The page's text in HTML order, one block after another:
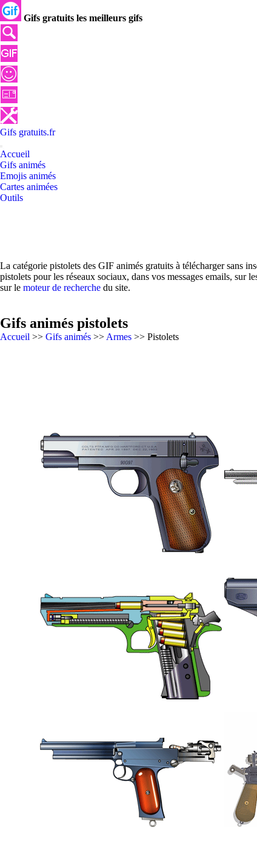
Gifs gratuits les meilleurs gifs
Gifs gratuits.fr
Accueil
Gifs animés
Emojis animés
Cartes animées
Outils
La catégorie pistolets des GIF animés gratuits à télécharger sans
pistolets pour les réseaux sociaux, dans vos messages emails,
sur le moteur de recherche du site.
Gifs animés pistolets
Accueil >> Gifs animés >> Armes >> Pistolets